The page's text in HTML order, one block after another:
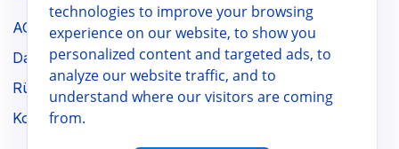
AGB
Datenschutz
Rückerstattung
Kontakt
technologies to improve your browsing
experience on our website, to show you
personalized content and targeted ads, to
analyze our website traffic, and to
understand where our visitors are coming
from.